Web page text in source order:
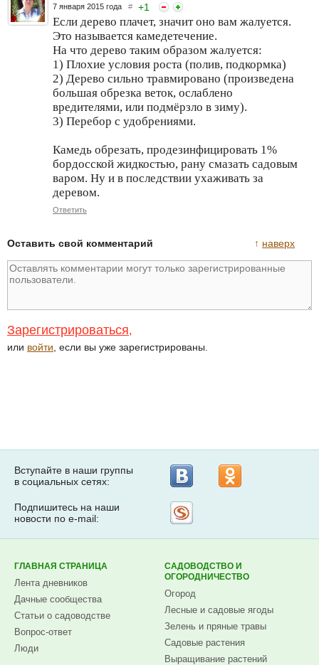
7 января 2015 года # +1
Если дерево плачет, значит оно вам жалуется.
Это называется камедетечение.
На что дерево таким образом жалуется:
1) Плохие условия роста (полив, подкормка)
2) Дерево сильно травмировано (произведена
большая обрезка веток, ослаблено
вредителями, или подмёрзло в зиму).
3) Перебор с удобрениями.
Камедь обрезать, продезинфицировать 1%
бордосской жидкостью, рану смазать садовым
варом. Ну и в последствии ухаживать за
деревом.
Ответить
↑ наверх
Оставить свой комментарий
Зарегистрироваться,
или войти , если вы уже зарегистрированы.
Вступайте в наши группы
в социальных сетях:
Подпишитесь на наши
новости по e-mail:
ГЛАВНАЯ СТРАНИЦА
Лента дневников
Дачные сообщества
Статьи о садоводстве
Вопрос-ответ
Люди
САДОВОДСТВО И
ОГОРОДНИЧЕСТВО
Огород
Лесные и садовые ягоды
Зелень и пряные травы
Садовые растения
Выращивание растений